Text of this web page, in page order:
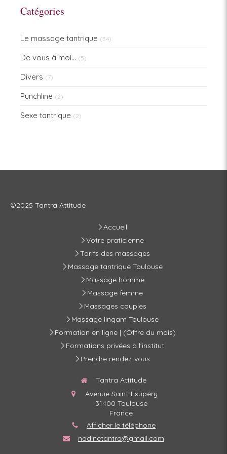
Catégories
Le massage tantrique (34)
De vous à moi... (5)
Divers (7)
Punchline (2)
Sexe tantrique (2)
©2025 Tantra Attitude
Accueil
Votre praticienne
Tarifs des massages
Massage tantrique Toulouse
Massage homme
Massage femme
Massages couples
Massage lingam Toulouse
Formation en ligne | (Offre du mois)
Formations privées à l'institut
Prendre rendez-vous
Tantra Attitude
Avenue Saint-Exupéry
31400 Toulouse
France
Afficher le téléphone
nadinetantra@gmail.com